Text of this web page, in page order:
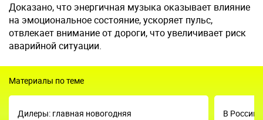
Доказано, что энергичная музыка оказывает влияние
на эмоциональное состояние, ускоряет пульс,
отвлекает внимание от дороги, что увеличивает риск
аварийной ситуации.
Материалы по теме
Дилеры: главная новогодняя
В России